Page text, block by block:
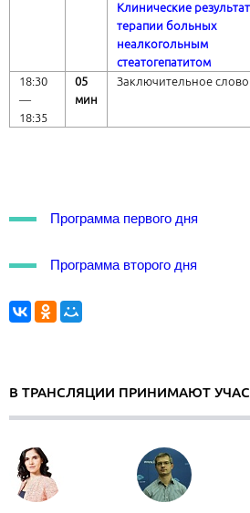
Клинические
терапии больных
неалкогольным
стеатогепатитом
18:30
―
18:35
05
мин
Заключительное
Программа первого дня
Программа второго дня
В ТРАНСЛЯЦИИ ПРИНИМАЮТ